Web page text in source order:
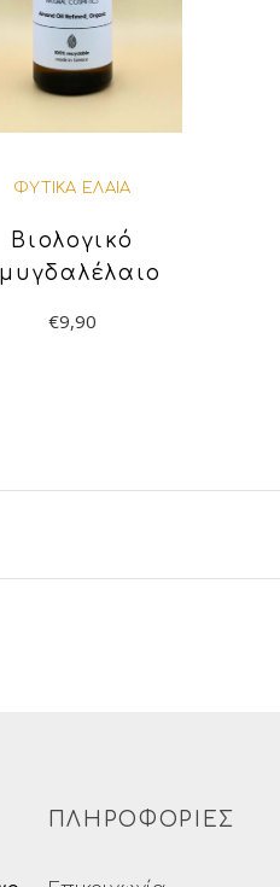
ΦΥΤΙΚΆ ΈΛΑΙΑ
Βιολογικό
€9,90
ΠΛΗΡΟΦΟΡΙΕΣ